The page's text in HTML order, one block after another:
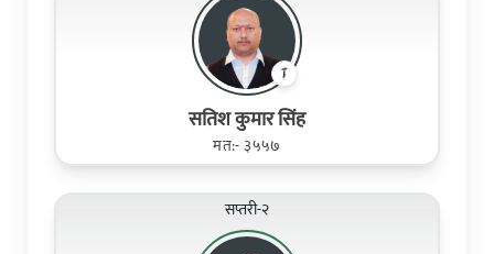
सतिश कुमार सिंह
मत:- ३५५७
सप्तरी-२